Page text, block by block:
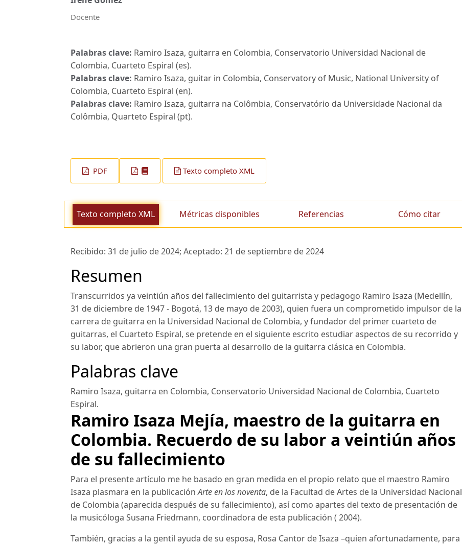
Docente
Palabras clave: Ramiro Isaza, guitarra en Colombia, Conservatorio Universidad Nacional de
Colombia, Cuarteto Espiral (es).
Palabras clave: Ramiro Isaza, guitar in Colombia, Conservatory of Music, National University of
Colombia, Cuarteto Espiral (en).
Palabras clave: Ramiro Isaza, guitarra na Colômbia, Conservatório da Universidade Nacional da
Colômbia, Quarteto Espiral (pt).
PDF Texto completo XML
Texto completo XML Métricas disponibles Referencias Cómo citar
Recibido: 31 de julio de 2024; Aceptado: 21 de septiembre de 2024
Resumen
Transcurridos ya veintiún años del fallecimiento del guitarrista y pedagogo Ramiro Isaza (Medellín,
31 de diciembre de 1947 - Bogotá, 13 de mayo de 2003), quien fuera un comprometido impulsor de la
carrera de guitarra en la Universidad Nacional de Colombia, y fundador del primer cuarteto de
guitarras, el Cuarteto Espiral, se pretende en el siguiente escrito estudiar aspectos de su recorrido y
su labor, que abrieron una gran puerta al desarrollo de la guitarra clásica en Colombia.
Palabras clave
Ramiro Isaza, guitarra en Colombia, Conservatorio Universidad Nacional de Colombia, Cuarteto
Espiral.
Ramiro Isaza Mejía, maestro de la guitarra en
Colombia. Recuerdo de su labor a veintiún años
de su fallecimiento
Para el presente artículo me he basado en gran medida en el propio relato que el maestro Ramiro
Isaza plasmara en la publicaciónArte en los noventa, de la Facultad de Artes de la Universidad Nacional
de Colombia (aparecida después de su fallecimiento), así como apartes del texto de presentación de
la musicóloga Susana Friedmann, coordinadora de esta publicación ( 2004).
También, gracias a la gentil ayuda de su esposa, Rosa Cantor de Isaza –quien afortunadamente, para